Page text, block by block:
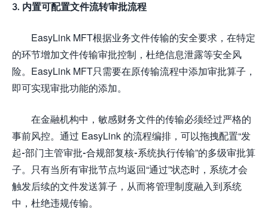
3. 内置可配置文件流转审批流程
EasyLink MFT根据业务文件传输的安全要求，在特定
的环节增加文件传输审批控制，杜绝信息泄露等安全风
险。EasyLink MFT只需要在原传输流程中添加审批算子，
即可实现审批功能的添加。
在金融机构中，敏感财务文件的传输必须经过严格的
事前风控。通过 EasyLink 的流程编排，可以拖拽配置“发
起-部门主管审批-合规部复核-系统执行传输”的多级审批算
子。只有当所有审批节点均返回“通过”状态时，系统才会
触发后续的文件发送算子，从而将管理制度融入到系统
中，杜绝违规传输。